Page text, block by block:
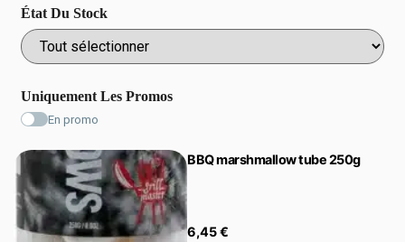
État Du Stock
Uniquement Les Promos
En promo
BBQ marshmallow tube 250g
6,45€